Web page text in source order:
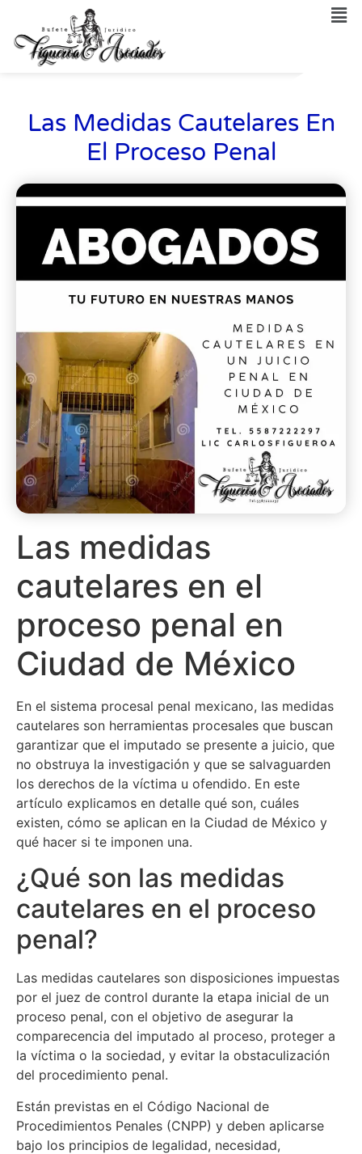
Las Medidas Cautelares En
El Proceso Penal
Las medidas
cautelares en el
proceso penal en
Ciudad de México
En el sistema procesal penal mexicano, las medidas
cautelares son herramientas procesales que buscan
garantizar que el imputado se presente a juicio, que
no obstruya la investigación y que se salvaguarden
los derechos de la víctima u ofendido. En este
artículo explicamos en detalle qué son, cuáles
existen, cómo se aplican en la Ciudad de México y
qué hacer si te imponen una.
¿Qué son las medidas
cautelares en el proceso
penal?
Las medidas cautelares son disposiciones impuestas
por el juez de control durante la etapa inicial de un
proceso penal, con el objetivo de asegurar la
comparecencia del imputado al proceso, proteger a
la víctima o la sociedad, y evitar la obstaculización
del procedimiento penal.
Están previstas en el Código Nacional de
Procedimientos Penales (CNPP) y deben aplicarse
bajo los principios de legalidad, necesidad,